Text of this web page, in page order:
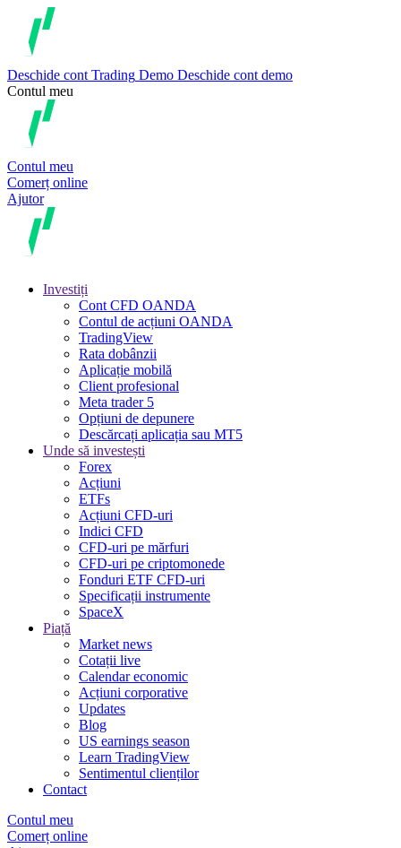
Deschide cont Trading Demo Deschide cont demo
Contul meu
Contul meu
Comerț online
Ajutor
Investiți
Cont CFD OANDA
Contul de acțiuni OANDA
TradingView
Rata dobânzii
Aplicație mobilă
Client profesional
Meta trader 5
Opțiuni de depunere
Descărcați aplicația sau MT5
Unde să investești
Forex
Acțiuni
ETFs
Acțiuni CFD-uri
Indici CFD
CFD-uri pe mărfuri
CFD-uri pe criptomonede
Fonduri ETF CFD-uri
Specificații instrumente
SpaceX
Piață
Market news
Cotații live
Calendar economic
Acțiuni corporative
Updates
Blog
US earnings season
Learn TradingView
Sentimentul clienților
Contact
Contul meu
Comerț online